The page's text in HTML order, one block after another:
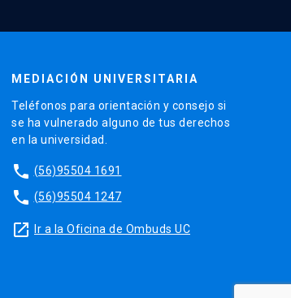
MEDIACIÓN UNIVERSITARIA
Teléfonos para orientación y consejo si
se ha vulnerado alguno de tus derechos
en la universidad.
phone (56)95504 1691
phone (56)95504 1247
launch Ir a la Oficina de Ombuds UC